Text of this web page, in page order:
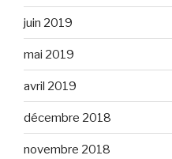
juin 2019
mai 2019
avril 2019
décembre 2018
novembre 2018